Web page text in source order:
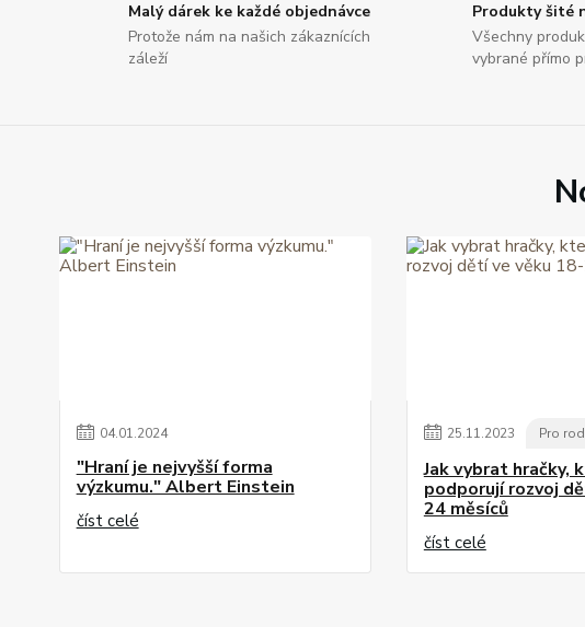
Malý dárek ke každé objednávce
Protože nám na našich zákaznících
záleží
Produkty šité
Všechny
vybrané přímo
04.01.2024
"Hraní je nejvyšší forma
výzkumu." Albert Einstein
číst celé
25.11.2023 Pro
Jak vybrat hračky,
podporují rozvoj
24 měsíců
číst celé